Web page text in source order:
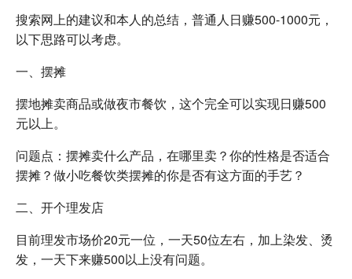
搜索网上的建议和本人的总结，普通人日赚500-1000元，
以下思路可以考虑。
一、摆摊
摆地摊卖商品或做夜市餐饮，这个完全可以实现日赚500
元以上。
问题点：摆摊卖什么产品，在哪里卖？你的性格是否适合
摆摊？做小吃餐饮类摆摊的你是否有这方面的手艺？
二、开个理发店
目前理发市场价20元一位，一天50位左右，加上染发、烫
发，一天下来赚500以上没有问题。